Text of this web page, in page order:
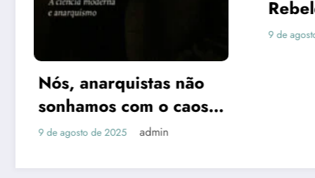
não
o caos,
Contestação do Poder